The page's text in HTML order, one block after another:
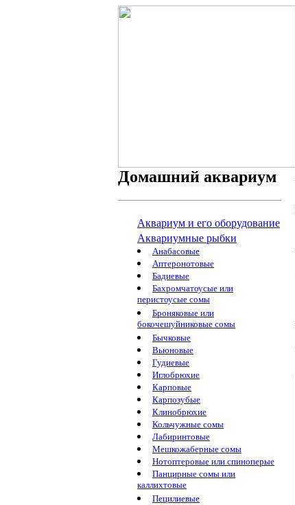
Домашний аквариум
Аквариум и его оборудование
Аквариумные рыбки
Анабасовые
Аптеронотовые
Бадиевые
Бахромчатоусые или
перистоусые сомы
Броняковые или
бокочешуйниковые сомы
Бычковые
Вьюновые
Гудиевые
Иглобрюхие
Карповые
Карпозубые
Клинобрюхие
Кольчужные сомы
Лабиринтовые
Мешкожаберные сомы
Нотоптеровые или спиноперые
Панцирные сомы или
каллихтовые
Пецилиевые